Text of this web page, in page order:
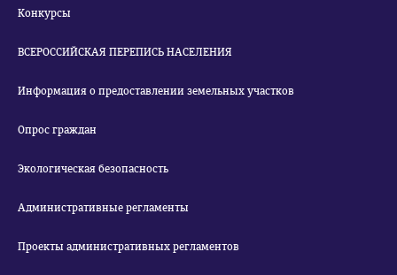
Конкурсы
ВСЕРОССИЙСКАЯ ПЕРЕПИСЬ НАСЕЛЕНИЯ
Информация о предоставлении земельных участков
Опрос граждан
Экологическая безопасность
Административные регламенты
Проекты административных регламентов